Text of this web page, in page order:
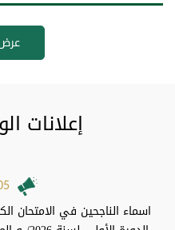
إعلانات
اسماء الناجحين في الامتحان